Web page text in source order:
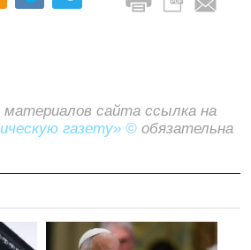
материалов сайта ссылка на
газету» © обязательна